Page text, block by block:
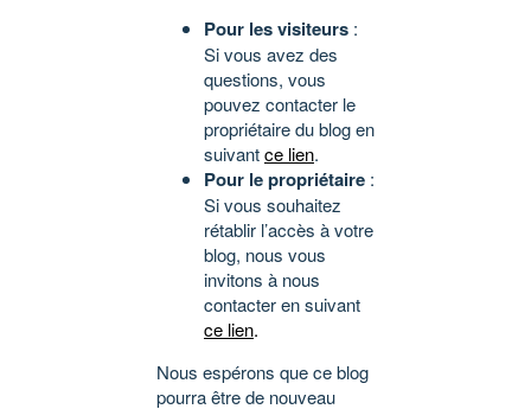
Pour les visiteurs :
Si vous avez des
questions, vous
pouvez contacter le
propriétaire du blog en
suivantce lien.
Pour le propriétaire :
Si vous souhaitez
rétablir l’accès à votre
blog, nous vous
invitons à nous
contacter en suivant
ce lien.
Nous espérons que ce blog
pourra être de nouveau